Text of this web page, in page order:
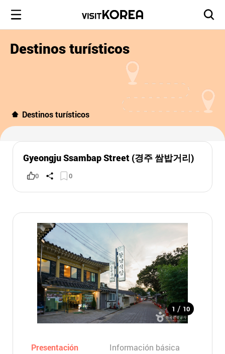
Destinos turísticos
Destinos turísticos
Gyeongju Ssambap Street (경주 쌈밥거리)
0 0
1 / 10
Presentación Información básica